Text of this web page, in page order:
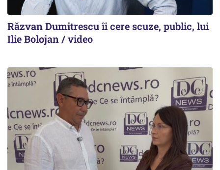
Răzvan Dumitrescu îi cere scuze, public, lui
Ilie Bolojan / video